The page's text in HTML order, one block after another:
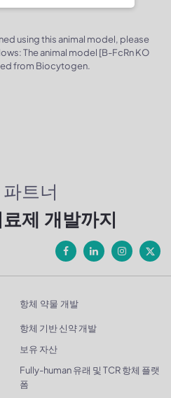
using this animal model, please
The animal model [B-FcRn KO
from Biocytogen.
트너
제 개발까지
항체 약물 개발
항체 기반 신약 개발
보유 자산
Fully-human 유래 및 TCR 항체 플랫
폼